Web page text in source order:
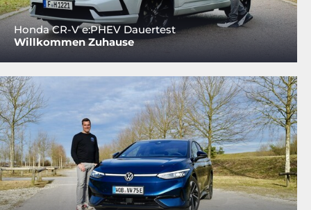
Honda CR-V e:PHEV Dauertest
Willkommen Zuhause